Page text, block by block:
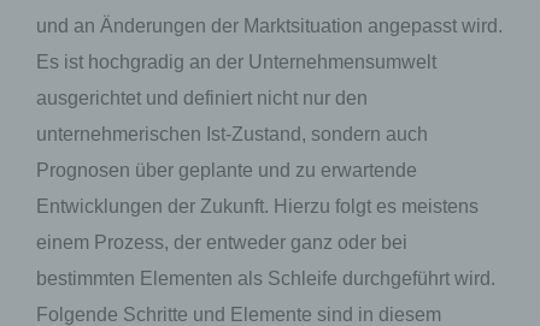
und an Änderungen der Marktsituation angepasst wird.
Es ist hochgradig an der Unternehmensumwelt
ausgerichtet und definiert nicht nur den
unternehmerischen Ist-Zustand, sondern auch
Prognosen über geplante und zu erwartende
Entwicklungen der Zukunft. Hierzu folgt es meistens
einem Prozess, der entweder ganz oder bei
bestimmten Elementen als Schleife durchgeführt wird.
Folgende Schritte und Elemente sind in diesem